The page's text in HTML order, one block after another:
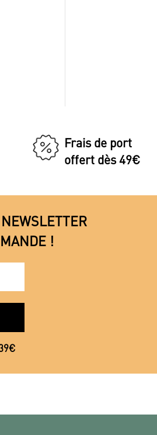
Frais de port
offert dès 49€
!